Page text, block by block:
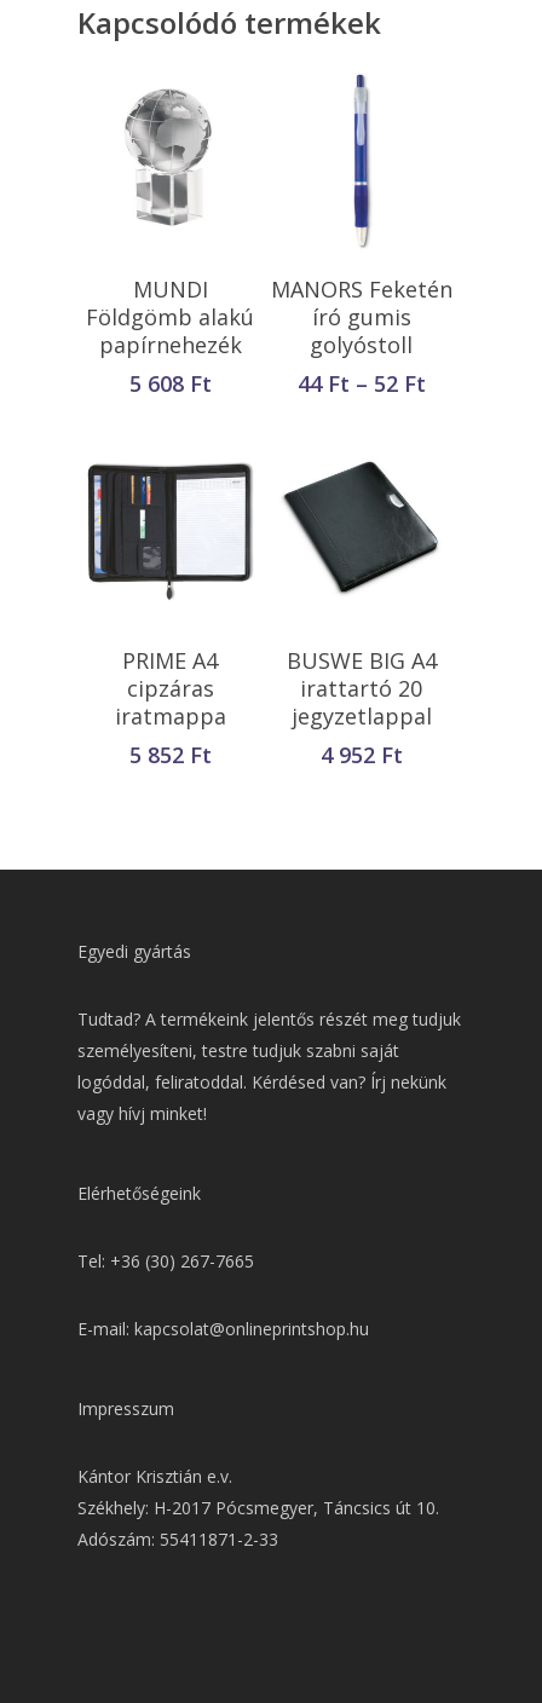
Kapcsolódó termékek
Kosárba
Teszem
MUNDI
Földgömb alakú
papírnehezék
5 608 Ft
Opciók Választása
MANORS Feketén
író gumis
golyóstoll
44 Ft – 52 Ft
Kosárba
Teszem
PRIME A4
cipzáras
iratmappa
5 852 Ft
Kosárba
Teszem
BUSWE BIG A4
irattartó 20
jegyzetlappal
4 952 Ft
Egyedi gyártás
Tudtad? A termékeink jelentős részét meg tudjuk
személyesíteni, testre tudjuk szabni saját
logóddal, feliratoddal. Kérdésed van? Írj nekünk
vagy hívj minket!
Elérhetőségeink
Tel: +36 (30) 267-7665
E-mail: kapcsolat@onlineprintshop.hu
Impresszum
Kántor Krisztián e.v.
Székhely: H-2017 Pócsmegyer, Táncsics út 10.
Adószám: 55411871-2-33